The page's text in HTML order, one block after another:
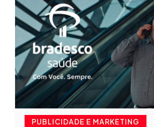
PUBLICIDADE E MARKETING